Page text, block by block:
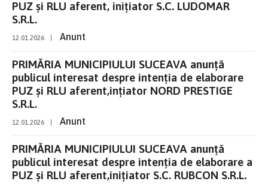
PUZ și RLU aferent, inițiator S.C. LUDOMAR
S.R.L.
12.01.2026 Anunt
PRIMĂRIA MUNICIPIULUI SUCEAVA anunţă
publicul interesat despre intenţia de elaborare
PUZ și RLU aferent,ințiator NORD PRESTIGE
S.R.L.
12.01.2026 Anunt
PRIMĂRIA MUNICIPIULUI SUCEAVA anunţă
publicul interesat despre intenţia de elaborare a
PUZ și RLU aferent,inițiator S.C. RUBCON S.R.L.